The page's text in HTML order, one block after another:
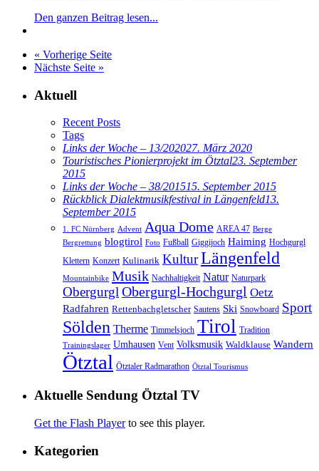
Den ganzen Beitrag lesen...
« Vorherige Seite
Nächste Seite »
Aktuell
Recent Posts
Tags
Links der Woche – 13/202027. März 2020
Touristisches Pionierprojekt im Ötztal23. September
2015
Links der Woche – 38/201515. September 2015
Rückblick Dialektmusikfestival in Längenfeld13.
September 2015
1. FC Nürnberg Advent Aqua Dome AREA 47 Berge
Bergrettung blogtirol Foto Fußball Giggijoch Haiming Hochgurgl
Klettern Konzert Kulinarik KulturLängenfeld
Mountainbike Musik Nachhaltigkeit Natur Naturpark
ObergurglObergurgl-Hochgurgl Oetz
Radfahren Rettenbachgletscher Sautens Ski Snowboard Sport
Sölden Therme Timmelsjoch Tirol Tradition
Trainingslager Umhausen Vent Volksmusik Waldklause Wandern
Ötztal Ötztaler Radmarathon Ötztal Tourismus
Aktuelle Sendung Ötztal TV
Get the Flash Playerto see this player.
Kategorien